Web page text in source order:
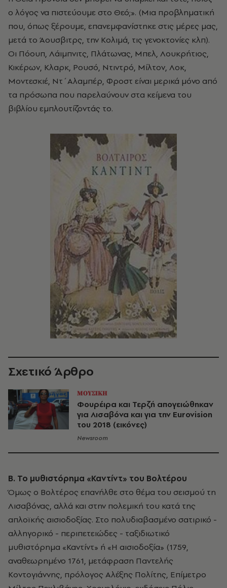
ο λόγος να πιστεύουμε στο Θεό;». (Μια προβληματική
που, όπως ξέρουμε, επανεμφανίστηκε στις μέρες μας,
μετά το Άουσβιτρς, την Κολιμά, τις γενοκτονίες κλπ).
Οι Πόουπ, Λάιμπνιτς, Πλάτωνας, Μπελ, Λουκρήτιος,
Κικέρων, Κλαρκ, Ρουσό, Ντιντρό, Μίλτον, Λοκ,
Μοντεσκιέ, Ντ΄Αλαμπέρ, Φροστ είναι μερικά μόνο από
τα πρόσωπα που παρελαύνουν στα κείμενα του
βιβλίου εμπλουτίζοντάς το.
Σχετικό Άρθρο
ΜΟΥΣΙΚΗ
Φουρέιρα και Τερζή απογειώθηκαν
για Λισαβόνα και για την Eurovision
του 2018 (εικόνες)
Newsroom
Β. Το μυθιστόρημα «Καντίντ» του Βολτέρου
Όμως ο Βολτέρος επανήλθε στο θέμα του σεισμού τη
Λισαβόνας, αλλά και στην πολεμική του κατά της
απλοϊκής αισιοδοξίας. Στο πολυδιαβασμένο σατιρικό -
αλληγορικό - περιπετειώδες - ταξιδιωτικό
μυθιστόρημα «Καντίντ» ή «Η αισιοδοξία» (1759,
αναθεωρημένο 1761, μετάφραση Παντελής
Κοντογιάννης, πρόλογος Αλέξης Πολίτης, Επίμετρο